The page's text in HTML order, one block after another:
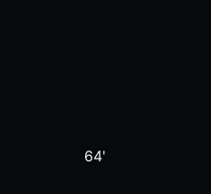
64'